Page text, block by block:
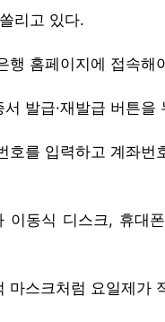
리고 있다.
행 홈페이지에 접속해
발급·재발급 버튼을
를 입력하고 계좌번
이동식 디스크, 휴대
마스크처럼 요일제가